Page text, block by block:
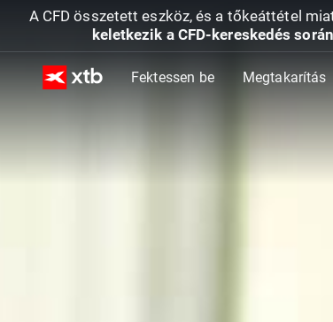
A CFD összetett eszköz, és a tőkeáttétel
keletkezik a CFD-kereskedés
Fektessen be Megtakarítás